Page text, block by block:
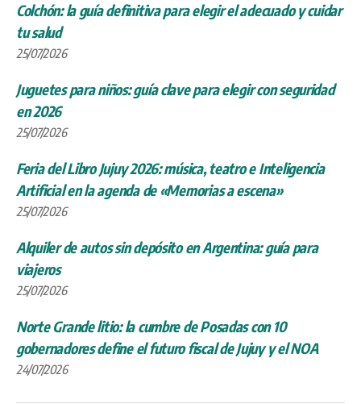
Colchón: la guía definitiva para elegir el adecuado y cuidar
tu salud
25/07/2026
Juguetes para niños: guía clave para elegir con seguridad
en 2026
25/07/2026
Feria del Libro Jujuy 2026: música, teatro e Inteligencia
Artificial en la agenda de «Memorias a escena»
25/07/2026
Alquiler de autos sin depósito en Argentina: guía para
viajeros
25/07/2026
Norte Grande litio: la cumbre de Posadas con 10
gobernadores define el futuro fiscal de Jujuy y el NOA
24/07/2026